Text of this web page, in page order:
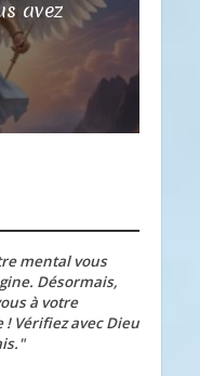
avez
mental vous
Désormais,
à votre
Vérifiez avec Dieu